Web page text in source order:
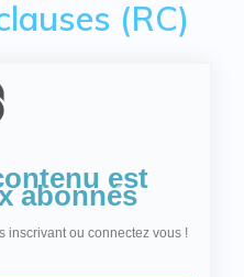
(RC)
est
abonnés
inscrivant ou connectez vous !